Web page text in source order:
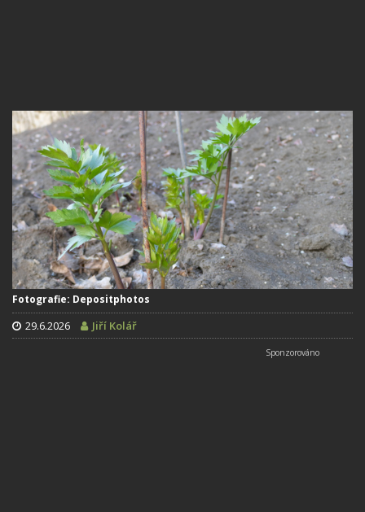
Fotografie: Depositphotos
29.6.2026 Jiří Kolář